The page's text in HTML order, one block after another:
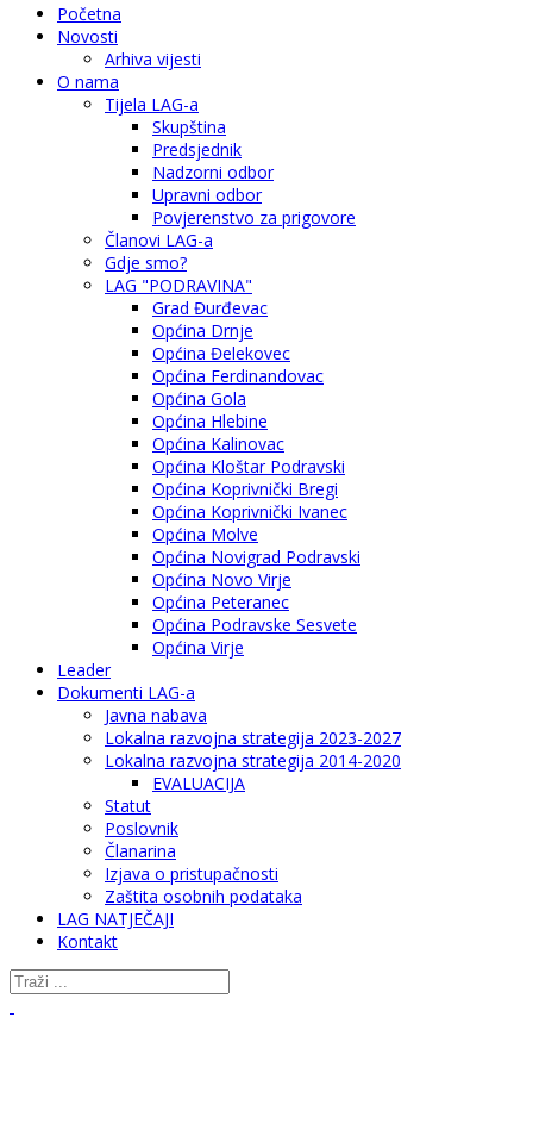
Početna
Novosti
Arhiva vijesti
O nama
Tijela LAG-a
Skupština
Predsjednik
Nadzorni odbor
Upravni odbor
Povjerenstvo za prigovore
Članovi LAG-a
Gdje smo?
LAG "PODRAVINA"
Grad Đurđevac
Općina Drnje
Općina Đelekovec
Općina Ferdinandovac
Općina Gola
Općina Hlebine
Općina Kalinovac
Općina Kloštar Podravski
Općina Koprivnički Bregi
Općina Koprivnički Ivanec
Općina Molve
Općina Novigrad Podravski
Općina Novo Virje
Općina Peteranec
Općina Podravske Sesvete
Općina Virje
Leader
Dokumenti LAG-a
Javna nabava
Lokalna razvojna strategija 2023-2027
Lokalna razvojna strategija 2014-2020
EVALUACIJA
Statut
Poslovnik
Članarina
Izjava o pristupačnosti
Zaštita osobnih podataka
LAG NATJEČAJI
Kontakt